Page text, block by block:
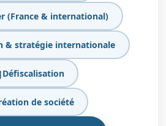
(France & international)
& stratégie internationale
Défiscalisation
de société